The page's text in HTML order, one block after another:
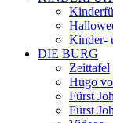
Kinder-
DIE BURG
Zeittafel
Hugo
Fürst
Fürst